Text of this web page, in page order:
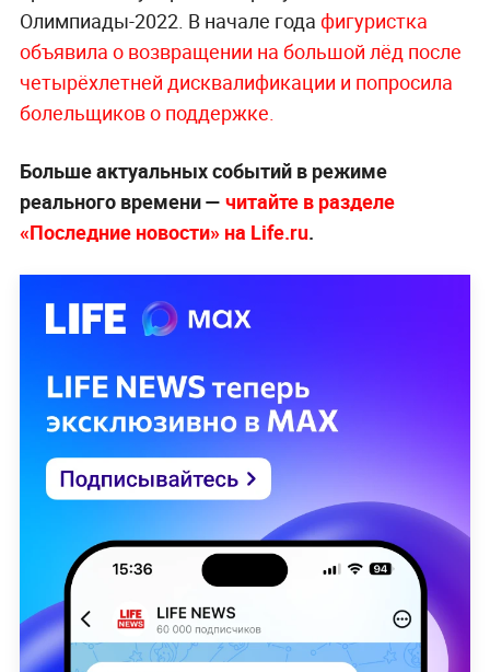
Олимпиады-2022. В начале года фигуристка
объявила о возвращении на большой лёд после
четырёхлетней дисквалификации и попросила
болельщиков о поддержке.
Больше актуальных событий в режиме
реального времени — читайте в разделе
«Последние новости» на Life.ru.